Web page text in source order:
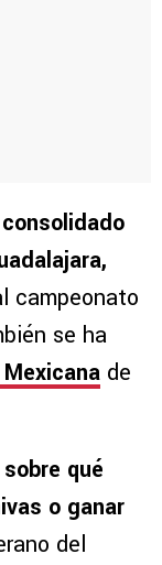
campeonato
se ha
de
qué
o ganar
del